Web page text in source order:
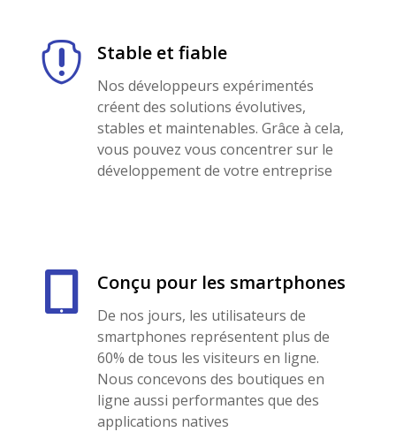
 Stable et fiable
Nos développeurs expérimentés
créent des solutions évolutives,
stables et maintenables. Grâce à cela,
vous pouvez vous concentrer sur le
développement de votre entreprise
Conçu pour les smartphones
De nos jours, les utilisateurs de
smartphones représentent plus de
60% de tous les visiteurs en ligne.
Nous concevons des boutiques en
ligne aussi performantes que des
applications natives